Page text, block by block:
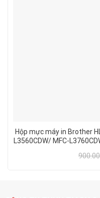
Hộp mực máy in Brother
L3560CDW/ MFC-